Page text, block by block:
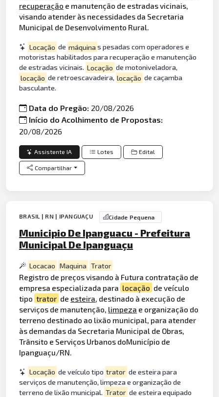
recuperação e manutenção de estradas vicinais,
visando atender às necessidades da Secretaria
Municipal de Desenvolvimento Rural.
Locação de máquinas pesadas com operadores e
motoristas habilitados para recuperação e manutenção
de estradas vicinais. Locação de motoniveladora,
locação de retroescavadeira, locação de caçamba
basculante.
Data do Pregão: 20/08/2026
Início do Acolhimento de Propostas:
20/08/2026
Assistente IA Lotes Edital
Compartilhar
BRASIL | RN | IPANGUAÇU Cidade Pequena
Municipio De Ipanguacu - Prefeitura
Municipal De Ipanguaçu
Locacao Maquina Trator
Registro de preços visando à Futura contratação de
empresa especializada para locação de veículo
tipo trator de esteira , destinado à execução de
serviços de manutenção, limpeza e organização do
terreno destinado ao lixão municipal, para atender
às demandas da Secretaria Municipal de Obras,
Trânsito e Serviços Urbanos doMunicípio de
Ipanguaçu/RN.
Locação de veículo tipo trator de esteira para
serviços de manutenção, limpeza e organização de
terreno de lixão municipal. Trator de esteira equipado